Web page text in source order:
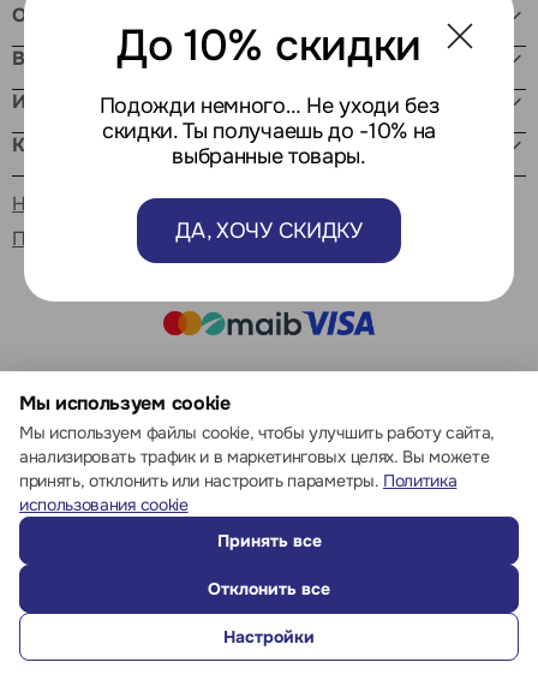
Онлайн магазин
Время работы
Информация
Как нас найти
Настройки cookie
Политика использования cookie
ПОЗВОНИТЬ ИЗБРАННОЕ КАТАЛОГ СРАВНЕНИЕ ВОЙТИ
До 10% скидки
Подожди немного… Не уходи без
скидки. Ты получаешь до -10% на
выбранные товары.
ДА, ХОЧУ СКИДКУ
Мы используем cookie
Мы используем файлы cookie, чтобы улучшить работу сайта,
анализировать трафик и в маркетинговых целях. Вы можете
принять, отклонить или настроить параметры. Политика
использования cookie
Принять все
Отклонить все
Настройки